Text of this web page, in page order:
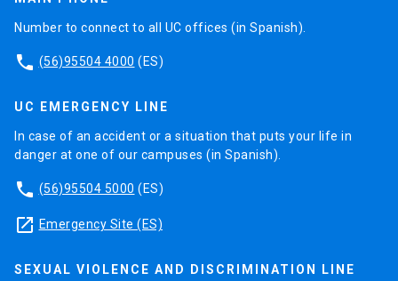
Number to connect to all UC offices (in Spanish).
phone (56)95504 4000 (ES)
UC EMERGENCY LINE
In case of an accident or a situation that puts your life in
danger at one of our campuses (in Spanish).
phone (56)95504 5000 (ES)
launch Emergency Site (ES)
SEXUAL VIOLENCE AND DISCRIMINATION LINE